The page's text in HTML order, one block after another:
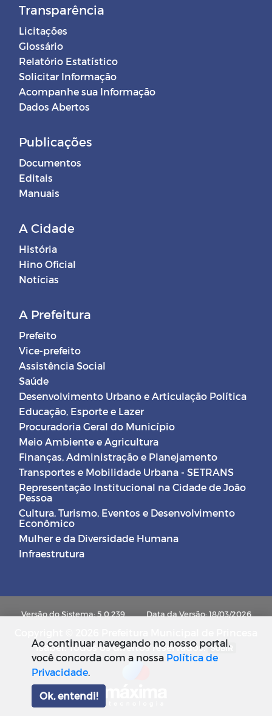
Transparência
Licitações
Glossário
Relatório Estatístico
Solicitar Informação
Acompanhe sua Informação
Dados Abertos
Publicações
Documentos
Editais
Manuais
A Cidade
História
Hino Oficial
Notícias
A Prefeitura
Prefeito
Vice-prefeito
Assistência Social
Saúde
Desenvolvimento Urbano e Articulação Política
Educação, Esporte e Lazer
Procuradoria Geral do Município
Meio Ambiente e Agricultura
Finanças, Administração e Planejamento
Transportes e Mobilidade Urbana - SETRANS
Representação Institucional na Cidade de João
Pessoa
Cultura, Turismo, Eventos e Desenvolvimento
Econômico
Mulher e da Diversidade Humana
Infraestrutura
Versão do Sistema: 5.0.239 Data da Versão: 18/03/2026
Isabel. Todos os direitos reservados. SUBIR
Ao continuar navegando no nosso portal,
você concorda com a nossa Política de
Privacidade.
Ok, entendi!